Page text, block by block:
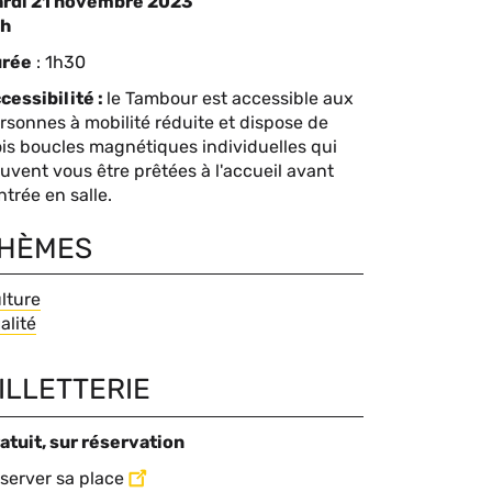
: 1h30
: le Tambour est accessible aux
à mobilité réduite et dispose de
boucles magnétiques individuelles qui
vous être prêtées à l'accueil avant
en salle.
sur réservation
sa place